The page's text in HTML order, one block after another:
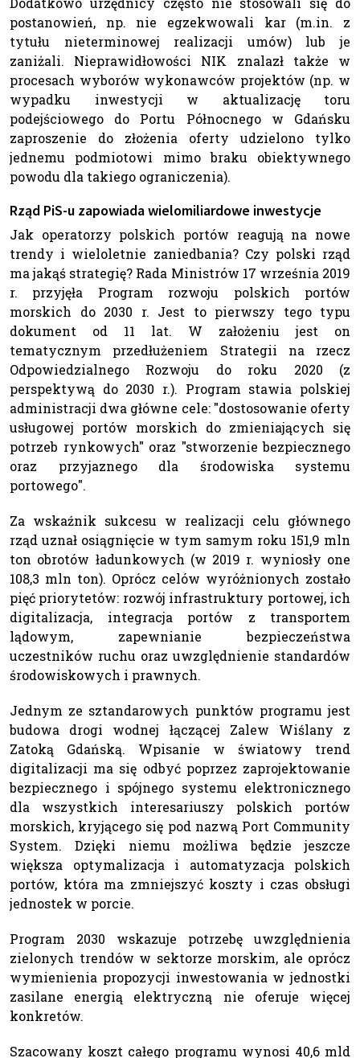
postanowień, np. nie egzekwowali kar (m.in. z
tytułu nieterminowej realizacji umów) lub je
zaniżali. Nieprawidłowości NIK znalazł także w
procesach wyborów wykonawców projektów (np. w
wypadku inwestycji w aktualizację toru
podejściowego do Portu Północnego w Gdańsku
zaproszenie do złożenia oferty udzielono tylko
jednemu podmiotowi mimo braku obiektywnego
powodu dla takiego ograniczenia).
Rząd PiS-u zapowiada wielomiliardowe inwestycje
Jak operatorzy polskich portów reagują na nowe
trendy i wieloletnie zaniedbania? Czy polski rząd
ma jakąś strategię? Rada Ministrów 17 września 2019
r. przyjęła Program rozwoju polskich portów
morskich do 2030 r. Jest to pierwszy tego typu
dokument od 11 lat. W założeniu jest on
tematycznym przedłużeniem Strategii na rzecz
Odpowiedzialnego Rozwoju do roku 2020 (z
perspektywą do 2030 r.). Program stawia polskiej
administracji dwa główne cele: "dostosowanie oferty
usługowej portów morskich do zmieniających się
potrzeb rynkowych" oraz "stworzenie bezpiecznego
oraz przyjaznego dla środowiska systemu
portowego".
Za wskaźnik sukcesu w realizacji celu głównego
rząd uznał osiągnięcie w tym samym roku 151,9 mln
ton obrotów ładunkowych (w 2019 r. wyniosły one
108,3 mln ton). Oprócz celów wyróżnionych zostało
pięć priorytetów: rozwój infrastruktury portowej, ich
digitalizacja, integracja portów z transportem
lądowym, zapewnianie bezpieczeństwa
uczestników ruchu oraz uwzględnienie standardów
środowiskowych i prawnych.
Jednym ze sztandarowych punktów programu jest
budowa drogi wodnej łączącej Zalew Wiślany z
Zatoką Gdańską. Wpisanie w światowy trend
digitalizacji ma się odbyć poprzez zaprojektowanie
bezpiecznego i spójnego systemu elektronicznego
dla wszystkich interesariuszy polskich portów
morskich, kryjącego się pod nazwą Port Community
System. Dzięki niemu możliwa będzie jeszcze
większa optymalizacja i automatyzacja polskich
portów, która ma zmniejszyć koszty i czas obsługi
jednostek w porcie.
Program 2030 wskazuje potrzebę uwzględnienia
zielonych trendów w sektorze morskim, ale oprócz
wymienienia propozycji inwestowania w jednostki
zasilane energią elektryczną nie oferuje więcej
konkretów.
Szacowany koszt całego programu wynosi 40,6 mld